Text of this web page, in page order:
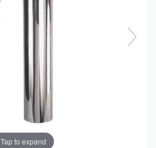
Tap to expand